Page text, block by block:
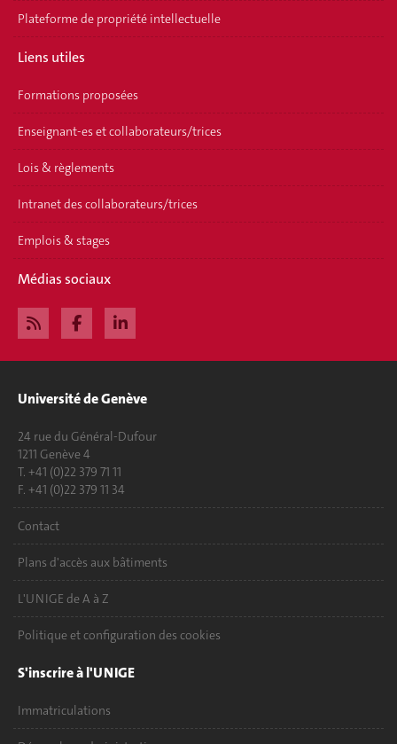
Plateforme de propriété intellectuelle
Liens utiles
Formations proposées
Enseignant-es et collaborateurs/trices
Lois & règlements
Intranet des collaborateurs/trices
Emplois & stages
Médias sociaux
Université de Genève
24 rue du Général-Dufour
1211 Genève 4
T. +41 (0)22 379 71 11
F. +41 (0)22 379 11 34
Contact
Plans d'accès aux bâtiments
L'UNIGE de A à Z
Politique et configuration des cookies
S'inscrire à l'UNIGE
Immatriculations